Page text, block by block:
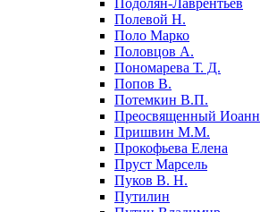
Подолян-Лаврентьев
Полевой Н.
Поло Марко
Половцов А.
Пономарева Т. Д.
Попов В.
Потемкин В.П.
Преосвященный Иоанн
Пришвин М.М.
Прокофьева Елена
Пруст Марсель
Пуков В. Н.
Путилин